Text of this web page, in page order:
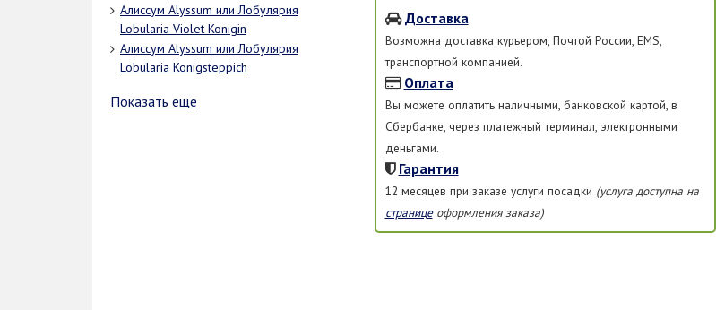
Алиссум Alyssum или Лобулярия
Lobularia Violet Konigin
Алиссум Alyssum или Лобулярия
Lobularia Konigsteppich
Показать еще
Доставка
Возможна доставка курьером, Почтой России, EMS,
транспортной компанией.
Оплата
Вы можете оплатить наличными, банковской картой, в
Сбербанке, через платежный терминал, электронными
деньгами.
Гарантия
12 месяцев при заказе услуги посадки (услуга доступна на
страницеоформления заказа)